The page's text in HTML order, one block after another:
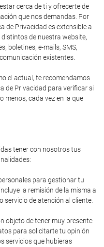
cerca de ti y ofrecerte de
que nos demandas. Por
de Privacidad es extensible a
de nuestra website,
boletines, e-mails, SMS,
existentes.
el actual, te recomendamos
de Privacidad para verificar si
menos, cada vez en la que
tener con nosotros tus
para gestionar tu
la remisión de la misma a
servicio de atención al cliente.
objeto de tener muy presente
para solicitarte tu opinión
servicios que hubieras